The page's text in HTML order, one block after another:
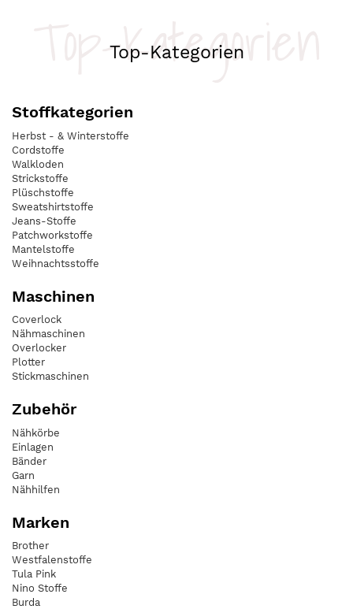
Top-Kategorien
Top-Kategorien
Stoffkategorien
Herbst - & Winterstoffe
Cordstoffe
Walkloden
Strickstoffe
Plüschstoffe
Sweatshirtstoffe
Jeans-Stoffe
Patchworkstoffe
Mantelstoffe
Weihnachtsstoffe
Maschinen
Coverlock
Nähmaschinen
Overlocker
Plotter
Stickmaschinen
Zubehör
Nähkörbe
Einlagen
Bänder
Garn
Nähhilfen
Marken
Brother
Westfalenstoffe
Tula Pink
Nino Stoffe
Burda